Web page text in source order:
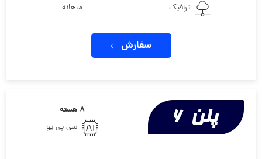
ترافیک ماهانه
سفارش
۸ هسته
سی پی یو